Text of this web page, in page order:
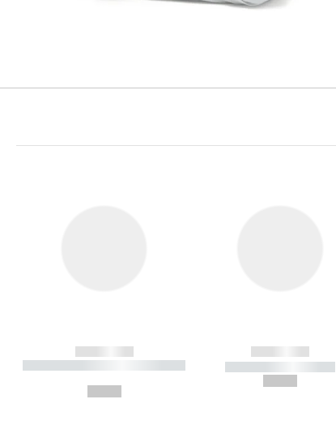
------------
----------- ----------- ----------
------------
----------- -----------